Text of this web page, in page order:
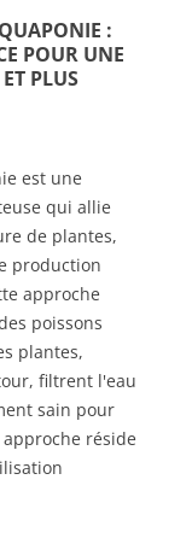
:
POUR UNE
PLUS
est une
qui allie
de plantes,
production
approche
poissons
plantes,
filtrent l'eau
sain pour
réside